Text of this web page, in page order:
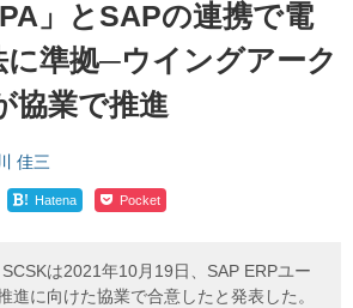
」とSAPの連携で電
に準拠─ウイングアーク
協業で推進
佳三
! Hatena Pocket
は2021年10月19日、SAP ERPユー
進に向けた協業で合意したと発表した。